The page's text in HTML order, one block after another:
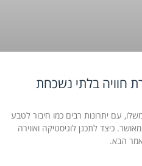
חוויה בלתי נשכחת
עם יתרונות רבים כמו חיבור לטבע
כיצד לתכנן לוגיסטיקה ואווירה
הבא.